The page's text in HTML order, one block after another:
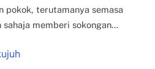
pokok, terutamanya semasa
sahaja memberi sokongan…